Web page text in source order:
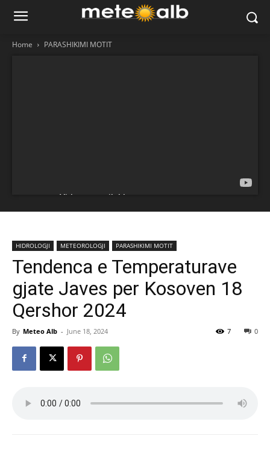
Home PARASHIKIMI MOTIT
HIDROLOGJI METEOROLOGJI PARASHIKIMI MOTIT
Tendenca e Temperaturave
gjate Javes per Kosoven 18
Qershor 2024
By Meteo Alb - June 18, 2024 0
7